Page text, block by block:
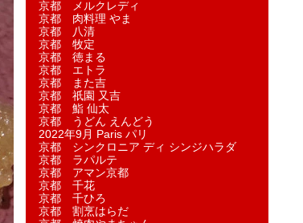
京都 メルクレディ
京都 肉料理 やま
京都 八清
京都 牧定
京都 徳まる
京都 エトラ
京都 また吉
京都 祇園 又吉
京都 鮨 仙太
京都 うどん えんどう
2022年9月 Paris パリ
京都 シンクロニア ディ シンジハラダ
京都 ラパルテ
京都 アマン京都
京都 千花
京都 千ひろ
京都 割烹はらだ